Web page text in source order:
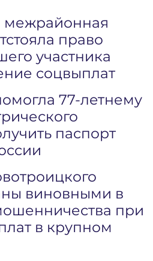
межрайонная
право
участника
соцвыплат
77-летнему
паспорт
виновными в
при
в крупном